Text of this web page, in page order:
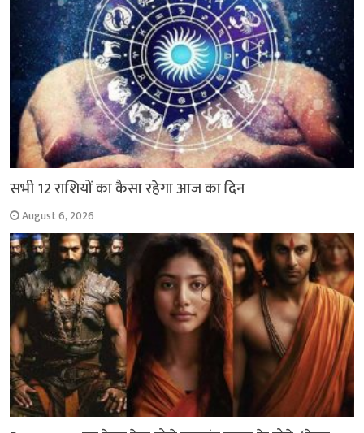
सभी 12 राशियों का कैसा रहेगा आज का दिन
August 6, 2026